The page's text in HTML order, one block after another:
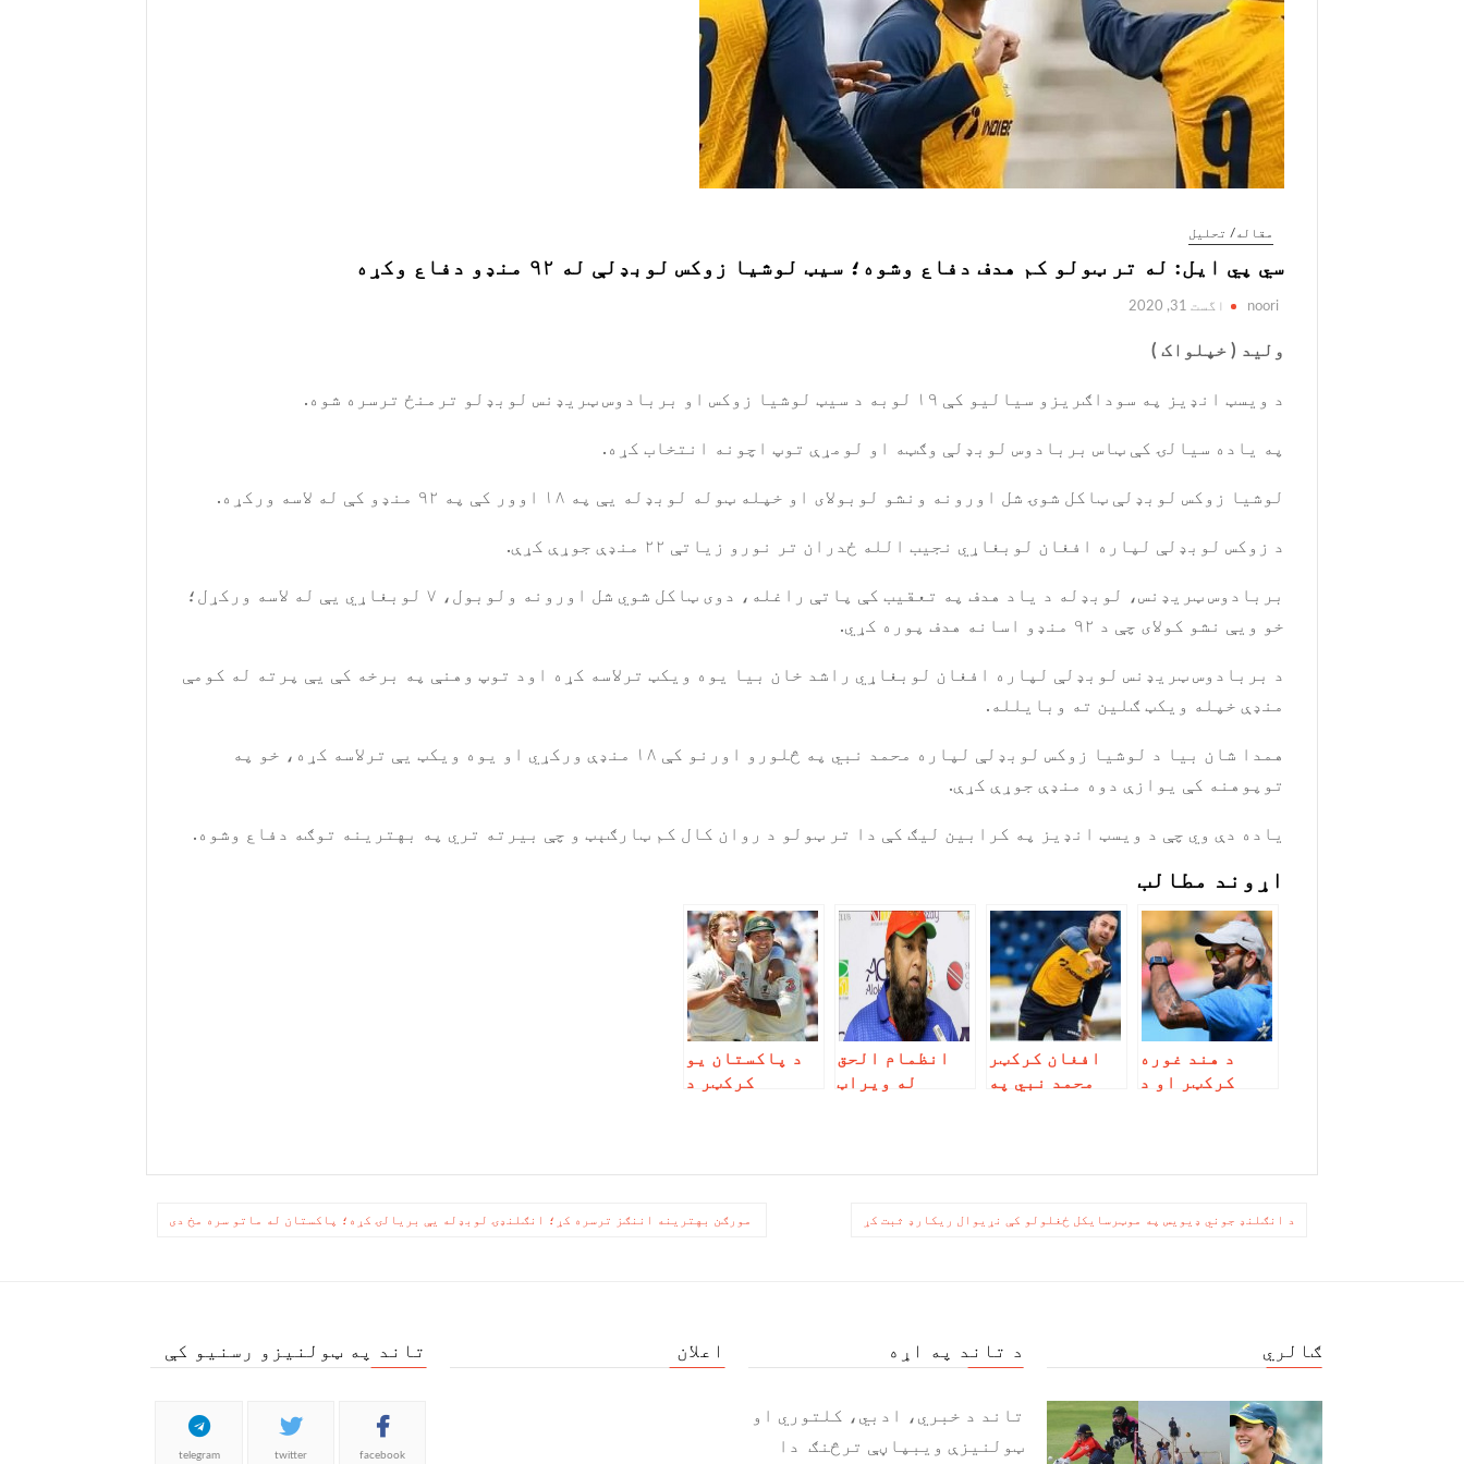
مقاله/ تحلیل
سي پي ایل: له تر ټولو کم هدف دفاع وشوه؛ سیټ لوشیا زوکس لوبډلې له ۹۲ منډو دفاع وکړه
noori اگست 31, 2020
ولید ( خپلواک )
د ویسټ انډيز په سوداګریزو سیالیو کې ۱۹ لوبه د سيټ لوشیا زوکس او بربادوس ټریډنس لوبډلو ترمنځ ترسره شوه.
په یاده سیالۍ کې ټاس بربادوس لوبډلې وګټه او لومړې توپ اچونه انتخاب کړه.
لوشیا زوکس لوبډلې ټاکل شوۍ شل اورونه ونشو لوبولای او خپله ټوله لوبډله یې په ۱۸ اوور کې په ۹۲ منډو کې له لاسه ورکړه.
د زوکس لوبډلې لپاره افغان لوبغاړي نجیب الله ځدران تر نورو زیاتې ۲۲ منډې جوړې کړې.
بربادوس ټریډنس، لوبډله د یاد هدف په تعقیب کې پاتې راغله، دوی ټاکل شوي شل اورونه ولوبول، ۷ لوبغاړي یې له لاسه ورکړل؛
خو ویې نشو کولای چې د ۹۲ منډو اسانه هدف پوره کړي.
د بربادوس ټریډنس لوبډلې لپاره افغان لوبغاړي راشد خان بیا یوه ویکټ ترلاسه کړه اود توپ وهنې په برخه کې یې پرته له کومې
منډې خپله ویکټ ګلین ته وبایلله.
همدا شان بیا د لوشیا زوکس لوبډلې لپاره محمد نبي په څلورو اورنو کې ۱۸ منډې ورکړي او یوه ویکټ یې ترلاسه کړه، خو په
توپوهنه کې یوازې دوه منډې جوړې کړې.
یاده دې وي چې د ویسټ انډيز په کرابین لیګ کې دا تر ټولو د روان کال کم ټارګېټ و چې بیرته تري په بهترینه توګه دفاع وشوه.
اړوند مطالب
د هند غوره
کرکټر او د
افغان کرکټر
محمد نبي په
زیږدیز یې
انظمام الحق
له ویراټ
د پاکستان یو
کرکټر د
ليکنه
د انګلنډ جوني ډیویس په موټرسایکل ځغلولو کې نړیوال ریکارډ ثبت کړ مورګن بهترینه اننګز ترسره کړ؛ انګلنډۍ لوبډله یې بریالۍ کړه؛ پاکستان له ماتو سره مخ دی
ګالري د تاند په اړه
تاند د خبري، ادبي، کلتوري او
ټولنیزې ویبپاڼې ترڅنګ دا
اعلان تاند په ټولنیزو رسنیو کې
facebook
twitter
telegram